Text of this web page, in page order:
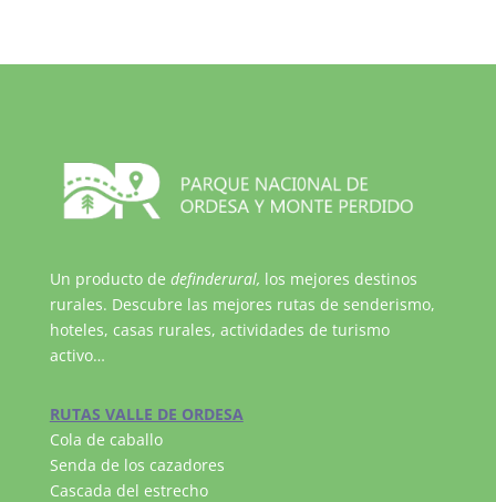
Un producto de definderural, los mejores destinos
rurales. Descubre las mejores rutas de senderismo,
hoteles, casas rurales, actividades de turismo
activo…
RUTAS VALLE DE ORDESA
Cola de caballo
Senda de los cazadores
Cascada del estrecho